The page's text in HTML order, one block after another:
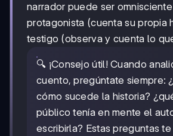
narrador puede ser
protagonista (cuenta su propia
testigo (observa y cuenta lo
🔍 ¡Consejo útil! Cuando
cuento, pregúntate siempre:
cómo sucede la historia?
público tenía en mente el
escribirla? Estas preguntas